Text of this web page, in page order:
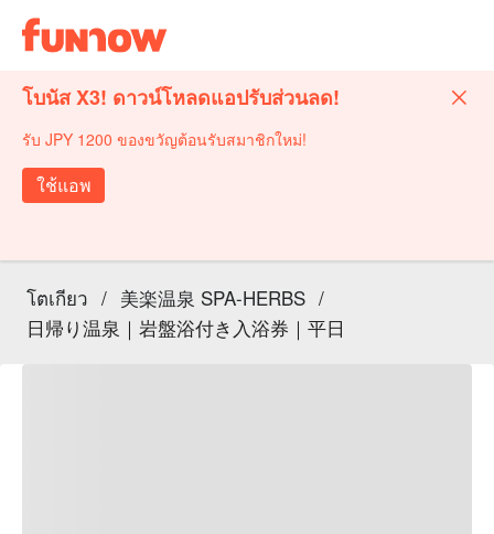
โบนัส X3! ดาวน์โหลดแอปรับส่วนลด!
รับ JPY 1200 ของขวัญต้อนรับสมาชิกใหม่!
ใช้แอพ
โตเกียว / 美楽温泉 SPA-HERBS /
日帰り温泉｜岩盤浴付き入浴券｜平日